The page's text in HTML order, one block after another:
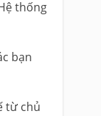
thống
bạn
từ chủ